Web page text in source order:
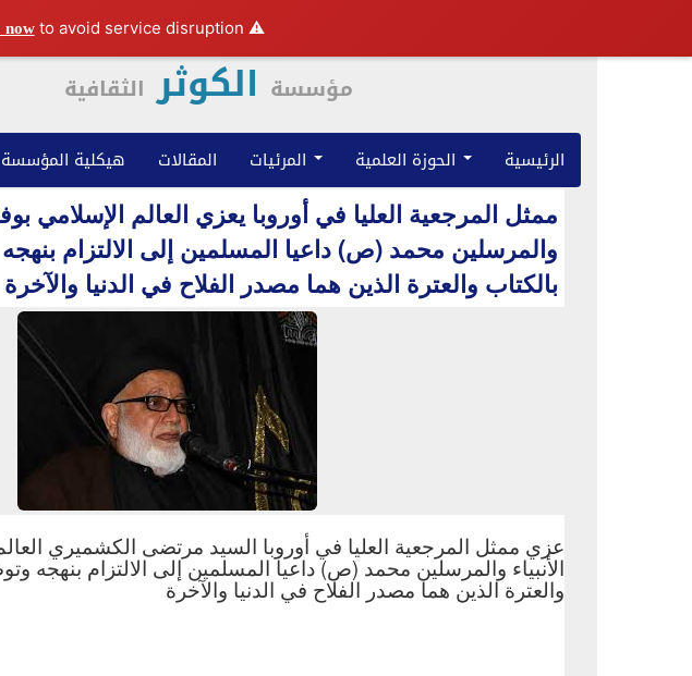
⚠️ Hosting plan for this site has expired.
to avoid service disruption.
مؤسسة الكوثر الثقافية
هيكلية المؤسسة المقالات المرئيات الحوزة العلمية الرئيسية
ممثل المرجعية العليا في أوروبا يعزي العالم الإسلامي
والمرسلين محمد (ص) داعيا المسلمين إلى الالتزام
بالكتاب والعترة الذين هما مصدر الفلاح في الدنيا والآخرة
عزي ممثل المرجعية العليا في أوروبا السيد مرتضى الكشميري
الأنبياء والمرسلين محمد (ص) داعيا المسلمين إلى الالتزام بنهجه
والعترة الذين هما مصدر الفلاح في الدنيا والآخرة